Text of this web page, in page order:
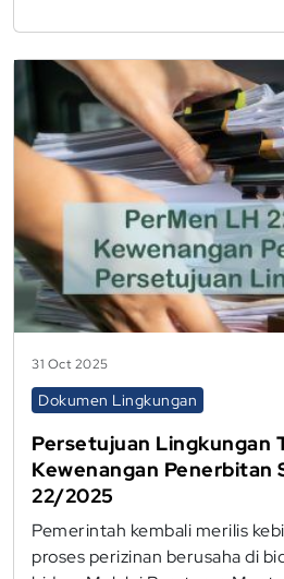
31 Oct 2025
Dokumen Lingkungan
Persetujuan Lingkungan
Kewenangan Penerbitan
22/2025
Pemerintah kembali merilis
proses perizinan berusaha di